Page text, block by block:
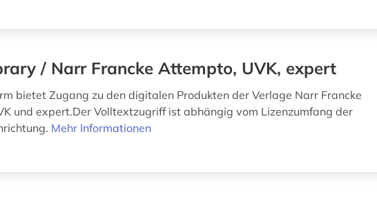
/ Narr Francke Attempto, UVK, expert
bietet Zugang zu den digitalen Produkten der Verlage Narr Francke
und expert.Der Volltextzugriff ist abhängig vom Lizenzumfang der
Mehr Informationen